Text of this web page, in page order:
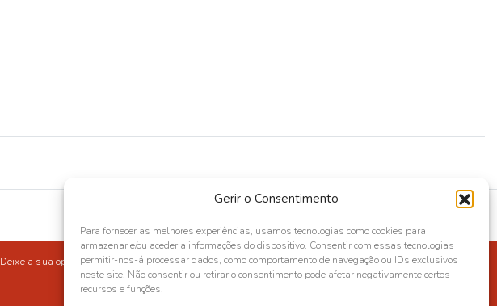
Gerir o Consentimento
Para fornecer as melhores experiências, usamos tecnologias como cookies para
armazenar e/ou aceder a informações do dispositivo. Consentir com essas tecnologias
permitir-nos-á processar dados, como comportamento de navegação ou IDs exclusivos
neste site. Não consentir ou retirar o consentimento pode afetar negativamente certos
recursos e funções.
Deixe a sua opinião